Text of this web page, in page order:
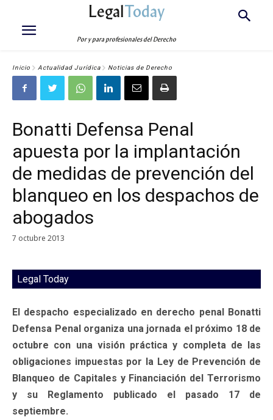
LegalToday
Por y para profesionales del Derecho
Inicio Actualidad Jurídica Noticias de Derecho
Bonatti Defensa Penal
apuesta por la implantación
de medidas de prevención del
blanqueo en los despachos de
abogados
7 octubre 2013
Legal Today
El despacho especializado en derecho penal Bonatti
Defensa Penal organiza una jornada el próximo 18 de
octubre con una visión práctica y completa de las
obligaciones impuestas por la Ley de Prevención de
Blanqueo de Capitales y Financiación del Terrorismo
y su Reglamento publicado el pasado 17 de
septiembre.